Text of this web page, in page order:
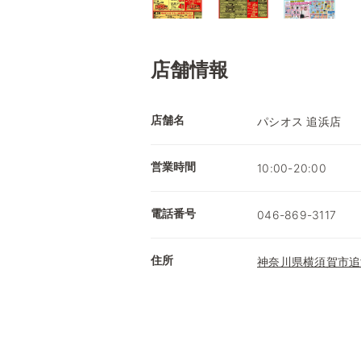
店舗情報
店舗名 パシオス 追浜店
営業時間 10:00-20:00
電話番号 046-869-3117
住所 神奈川県横須賀市